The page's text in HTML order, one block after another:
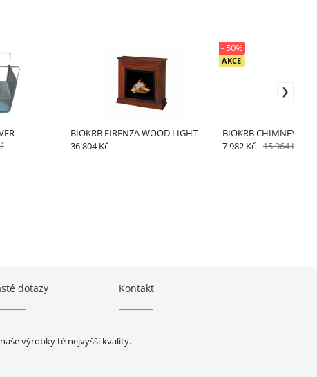
BIOKRB FIRENZA WOOD LIGHT
36 804 Kč
BIOKRB CHIMNEY
AKCE
- 50%
7 982 Kč 15 964 Kč
dotazy Kontakt
výrobky té nejvyšší kvality.